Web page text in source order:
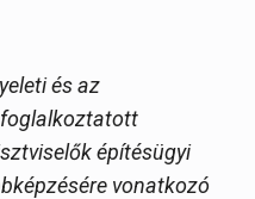
és az
építésügyi
vonatkozó